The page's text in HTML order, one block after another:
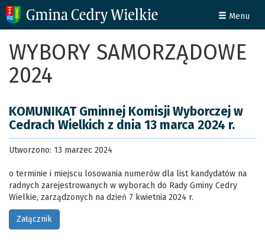
Menu
WYBORY SAMORZĄDOWE
2024
KOMUNIKAT Gminnej Komisji Wyborczej w
Cedrach Wielkich z dnia 13 marca 2024 r.
Utworzono: 13 marzec 2024
o terminie i miejscu losowania numerów dla list kandydatów na
radnych zarejestrowanych w wyborach do Rady Gminy Cedry
Wielkie, zarządzonych na dzień 7 kwietnia 2024 r.
Załącznik